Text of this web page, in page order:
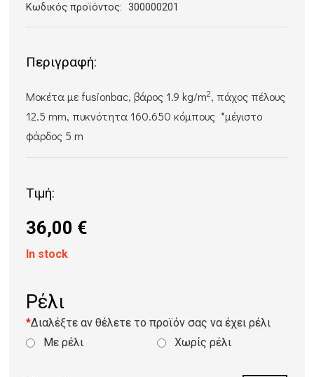
Κωδικός προϊόντος: 300000201
Περιγραφή:
Μοκέτα με fusionbac, βάρος 1.9 kg/m2, πάχος πέλους
12.5 mm, πυκνότητα 160.650 κόμπους *μέγιστο
φάρδος 5 m
Τιμή:
36,00 €
In stock
Ρέλι
*Διαλέξτε αν θέλετε το προϊόν σας να έχει ρέλι
Με ρέλι
Χωρίς ρέλι